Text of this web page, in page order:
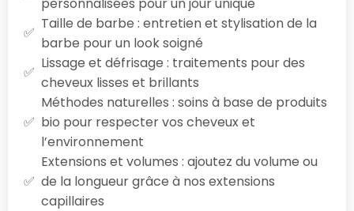
Taille de barbe : entretien et stylisation de la
barbe pour un look soigné
Lissage et défrisage : traitements pour des
cheveux lisses et brillants
Méthodes naturelles : soins à base de produits
bio pour respecter vos cheveux et
l’environnement
Extensions et volumes : ajoutez du volume ou
de la longueur grâce à nos extensions
capillaires